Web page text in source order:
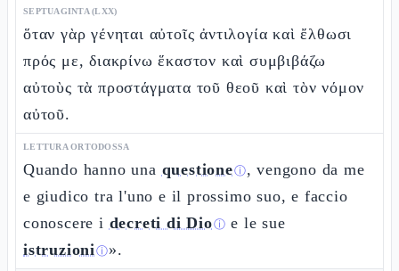
SEPTUAGINTA (LXX)
ὅταν γὰρ γένηται αὐτοῖς ἀντιλογία καὶ ἔλθωσι
πρός με, διακρίνω ἕκαστον καὶ συμβιβάζω
αὐτοὺς τὰ προστάγματα τοῦ θεοῦ καὶ τὸν νόμον
αὐτοῦ.
LETTURA ORTODOSSA
Quando hanno una questioneⓘ, vengono da me
e giudico tra l'uno e il prossimo suo, e faccio
conoscere i decreti di Dioⓘ e le sue
istruzioniⓘ».